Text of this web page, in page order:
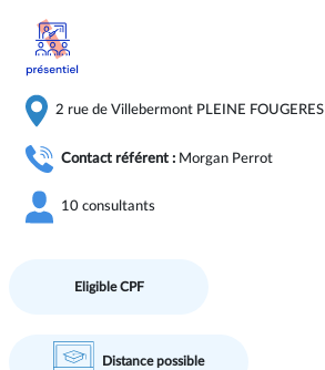
2 rue de Villebermont PLEINE FOUGERES
Contact référent : Morgan Perrot
10 consultants
Eligible CPF
Distance possible